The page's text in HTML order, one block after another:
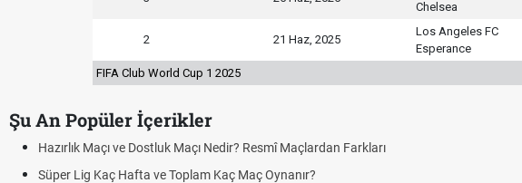
Chelsea
2 21 Haz, 2025
Los Angeles FC
Esperance
FIFA Club World Cup 1 2025
Şu An Popüler İçerikler
Hazırlık Maçı ve Dostluk Maçı Nedir? Resmî Maçlardan Farkları
Süper Lig Kaç Hafta ve Toplam Kaç Maç Oynanır?